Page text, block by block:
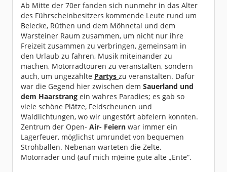
Ab Mitte der 70er fanden sich nunmehr in das Alter
des Führscheinbesitzers kommende Leute rund um
Belecke, Rüthen und dem Möhnetal und dem
Warsteiner Raum zusammen, um nicht nur ihre
Freizeit zusammen zu verbringen, gemeinsam in
den Urlaub zu fahren, Musik miteinander zu
machen, Motorradtouren zu veranstalten, sondern
auch, um ungezählte Partys zu veranstalten. Dafür
war die Gegend hier zwischen dem Sauerland und
dem Haarstrang ein wahres Paradies; es gab so
viele schöne Plätze, Feldscheunen und
Waldlichtungen, wo wir ungestört abfeiern konnten.
Zentrum der Open- Air- Feiern war immer ein
Lagerfeuer, möglichst umrundet von bequemen
Strohballen. Nebenan warteten die Zelte,
Motorräder und (auf mich m)eine gute alte „Ente“.